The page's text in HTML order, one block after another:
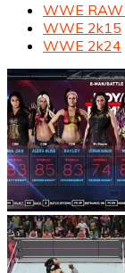
WWE
WWE 2k15
WWE 2k24